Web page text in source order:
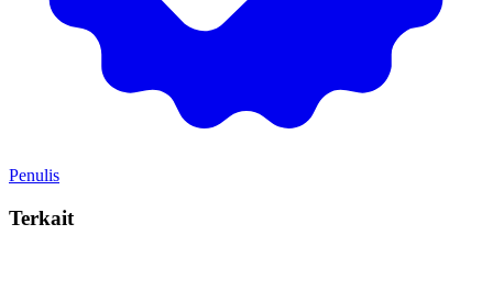
Penulis
Terkait